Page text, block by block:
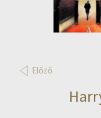
Előző